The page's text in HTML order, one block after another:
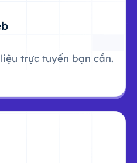
trực tuyến bạn cần.